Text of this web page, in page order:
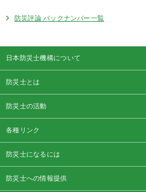
防災評論 バックナンバー一覧
日本防災士機構について
防災士とは
防災士の活動
各種リンク
防災士になるには
防災士への情報提供